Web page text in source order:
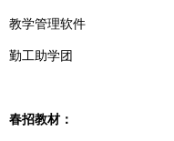
教学管理软件
勤工助学团
春招教材：